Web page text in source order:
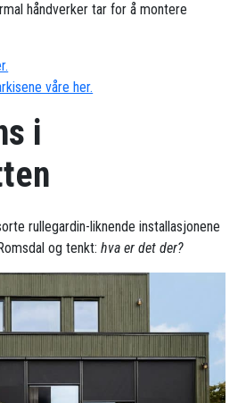
håndverker tar for å montere
våre her.
i
rullegardin-liknende installasjonene
og tenkt:hva er det der?